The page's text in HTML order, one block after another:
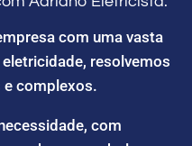
com uma vasta
resolvemos
complexos.
com